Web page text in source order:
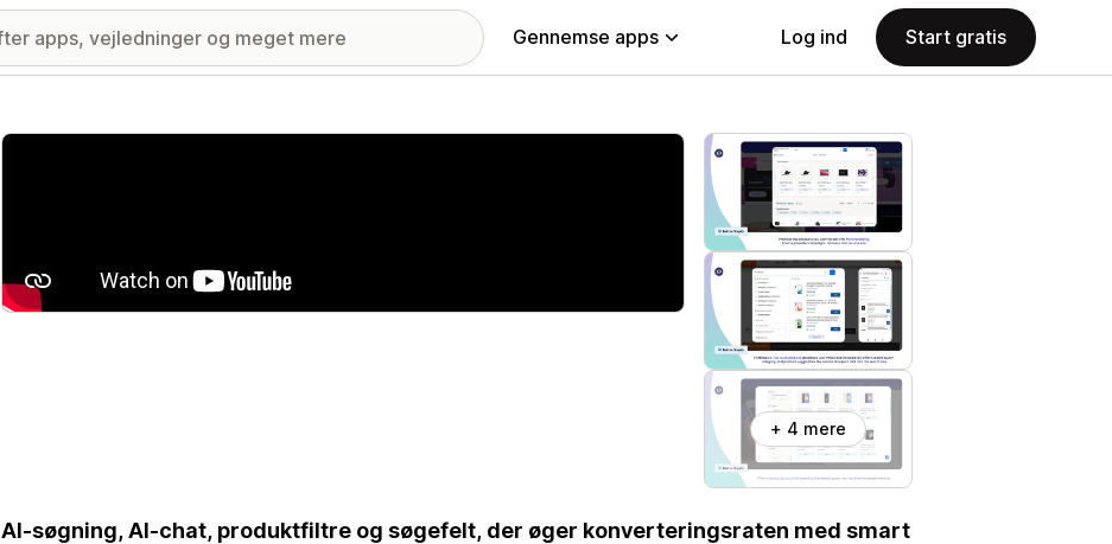
Gennemse apps Log ind Start gratis
Galleri med udvalgte billeder
+ 4 mere
AI-søgning, AI-chat, produktfiltre og søgefelt, der øger konverteringsraten med smart